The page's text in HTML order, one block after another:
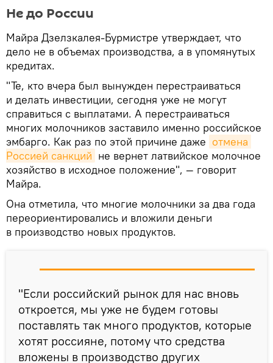
Не до России
Майра Дзелзкалея-Бурмистре утверждает, что
дело не в объемах производства, а в упомянутых
кредитах.
"Те, кто вчера был вынужден перестраиваться
и делать инвестиции, сегодня уже не могут
справиться с выплатами. А перестраиваться
многих молочников заставило именно российское
эмбарго. Как раз по этой причине даже отмена
Россией санкций не вернет латвийское молочное
хозяйство в исходное положение", — говорит
Майра.
Она отметила, что многие молочники за два года
переориентировались и вложили деньги
в производство новых продуктов.
"Если российский рынок для нас вновь
откроется, мы уже не будем готовы
поставлять так много продуктов, которые
хотят россияне, потому что средства
вложены в производство других